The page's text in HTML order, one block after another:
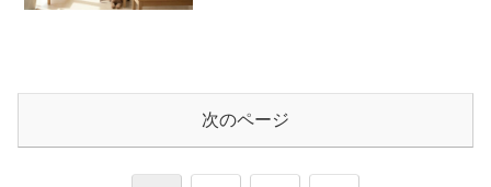
次のページ